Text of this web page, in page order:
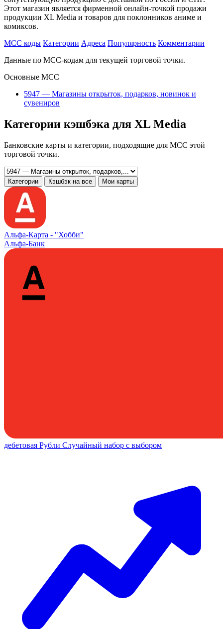
Этот магазин является фирменной онлайн-точкой продажи
продукции XL Media и товаров для поклонников аниме и
комиксов.
MCC коды Категории Адреса Популярность Комментарии
Данные по MCC-кодам для текущей торговой точки.
Основные MCC
5947 — Магазины открыток, подарков, новинок и
сувениров
Категории кэшбэка для XL Media
Банковские карты и категории, подходящие для MCC этой
торговой точки.
Категории Кэшбэк на все Мои карты
Альфа‑Карта - "Хобби"
Альфа-Банк
дебетовая Рубли Случайный набор с выбором